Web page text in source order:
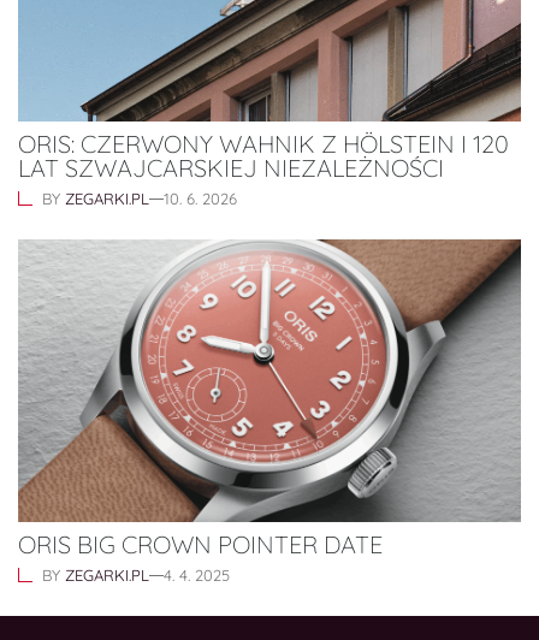
ORIS: CZERWONY WAHNIK Z HÖLSTEIN I 120
LAT SZWAJCARSKIEJ NIEZALEŻNOŚCI
BY ZEGARKI.PL 10. 6. 2026
ORIS BIG CROWN POINTER DATE
BY ZEGARKI.PL 4. 4. 2025